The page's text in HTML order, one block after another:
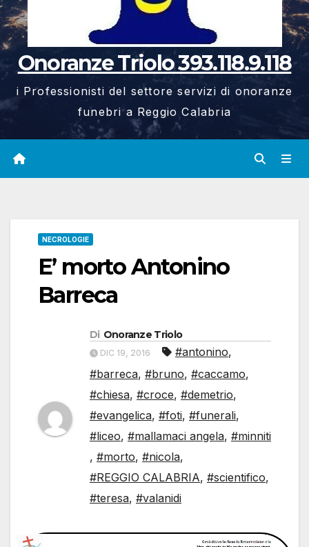
Onoranze Triolo 393.118.9.118
i Professionisti del settore servizi di onoranze
funebri a Reggio Calabria
NECROLOGIE
E’ morto Antonino
Barreca
Di Onoranze Triolo
DIC 19, 2016 #antonino,
#barreca, #bruno, #caccamo,
#chiesa, #croce, #demetrio,
#evangelica, #foti, #funerali,
#liceo, #mallamaci angela, #minniti
, #morto, #nicola,
#REGGIO CALABRIA, #scientifico,
#teresa, #valanidi